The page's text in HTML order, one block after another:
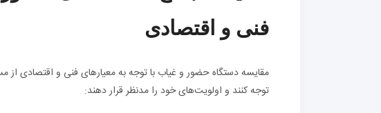
فنی و اقتصادی
مقایسه دستگاه حضور و غیاب با توجه به معیارهای فنی و اقتصادی
توجه کنند و اولویت‌های خود را مدنظر قرار دهند: